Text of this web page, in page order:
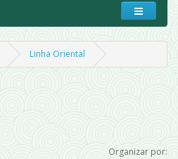
Linha Oriental
Organizar por: